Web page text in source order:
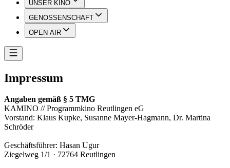
UNSER KINO
GENOSSENSCHAFT
OPEN AIR
Impressum
Angaben gemäß § 5 TMG
KAMINO // Programmkino Reutlingen eG
Vorstand: Klaus Kupke, Susanne Mayer-Hagmann, Dr. Martina
Schröder
Geschäftsführer: Hasan Ugur
Ziegelweg 1/1 · 72764 Reutlingen